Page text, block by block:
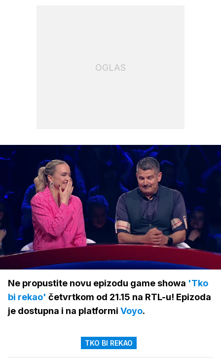
OGLAS
zvuk
Loaded:
Ne propustite novu epizodu game showa 'Tko
bi rekao' četvrtkom od 21.15 na RTL-u! Epizoda
je dostupna i na platformi Voyo.
TKO BI REKAO